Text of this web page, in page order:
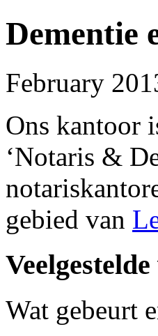
Dementie
February
Ons kantoor
‘Notaris &
gebied van
Wat gebeurt